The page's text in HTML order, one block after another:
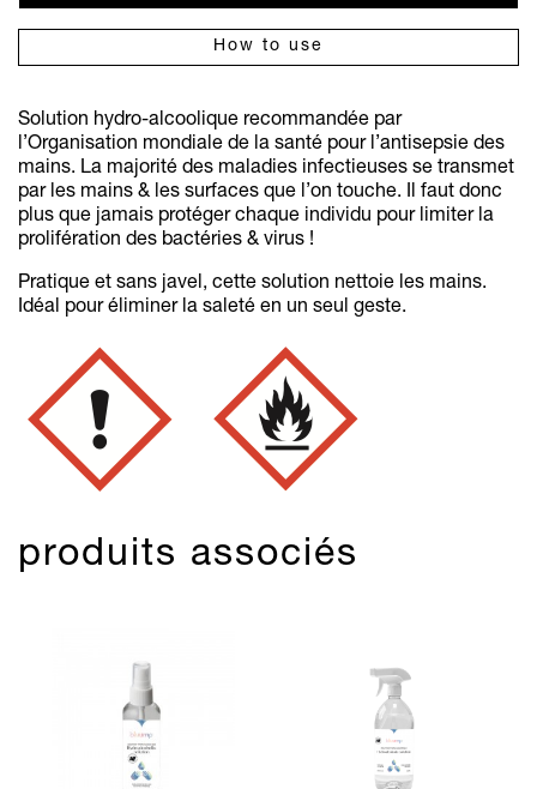
How to use
Solution hydro-alcoolique recommandée par
l’Organisation mondiale de la santé pour l’antisepsie des
mains. La majorité des maladies infectieuses se transmet
par les mains & les surfaces que l’on touche. Il faut donc
plus que jamais protéger chaque individu pour limiter la
prolifération des bactéries & virus !
Pratique et sans javel, cette solution nettoie les mains.
Idéal pour éliminer la saleté en un seul geste.
produits associés